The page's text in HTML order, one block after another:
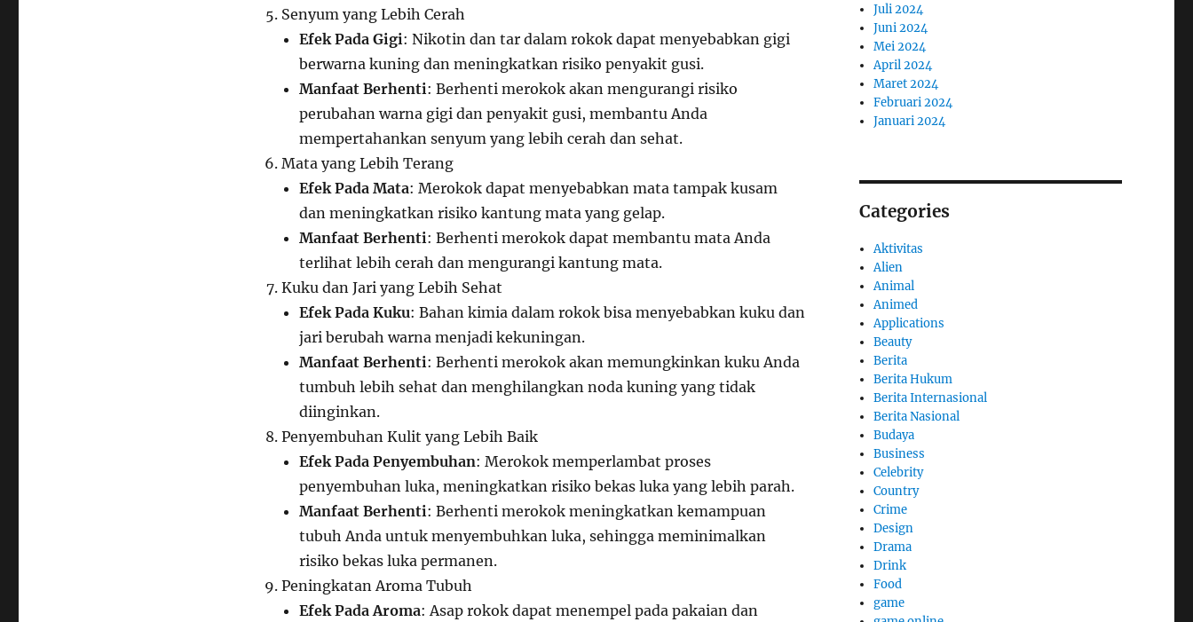
Senyum yang Lebih Cerah
Efek Pada Gigi: Nikotin dan tar dalam rokok dapat menyebabkan gigi
berwarna kuning dan meningkatkan risiko penyakit gusi.
Manfaat Berhenti: Berhenti merokok akan mengurangi risiko
perubahan warna gigi dan penyakit gusi, membantu Anda
mempertahankan senyum yang lebih cerah dan sehat.
Mata yang Lebih Terang
Efek Pada Mata: Merokok dapat menyebabkan mata tampak kusam
dan meningkatkan risiko kantung mata yang gelap.
Manfaat Berhenti: Berhenti merokok dapat membantu mata Anda
terlihat lebih cerah dan mengurangi kantung mata.
Kuku dan Jari yang Lebih Sehat
Efek Pada Kuku: Bahan kimia dalam rokok bisa menyebabkan kuku dan
jari berubah warna menjadi kekuningan.
Manfaat Berhenti: Berhenti merokok akan memungkinkan kuku Anda
tumbuh lebih sehat dan menghilangkan noda kuning yang tidak
diinginkan.
Penyembuhan Kulit yang Lebih Baik
Efek Pada Penyembuhan: Merokok memperlambat proses
penyembuhan luka, meningkatkan risiko bekas luka yang lebih parah.
Manfaat Berhenti: Berhenti merokok meningkatkan kemampuan
tubuh Anda untuk menyembuhkan luka, sehingga meminimalkan
risiko bekas luka permanen.
Peningkatan Aroma Tubuh
Efek Pada Aroma: Asap rokok dapat menempel pada pakaian dan
Juli 2024
Juni 2024
Mei 2024
April 2024
Maret 2024
Februari 2024
Januari 2024
Categories
Aktivitas
Alien
Animal
Animed
Applications
Beauty
Berita
Berita Hukum
Berita Internasional
Berita Nasional
Budaya
Business
Celebrity
Country
Crime
Design
Drama
Drink
Food
game